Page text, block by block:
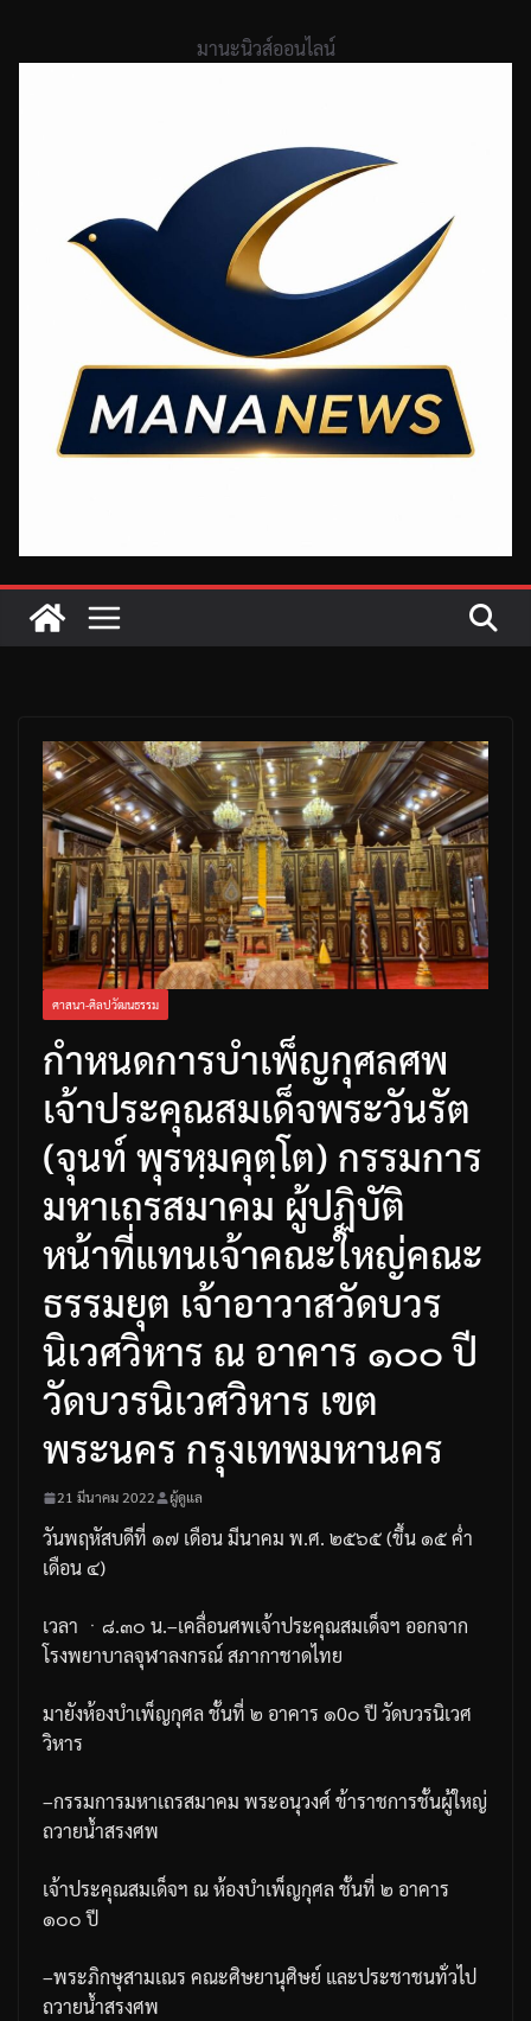
มานะนิวส์ออนไลน์
ศาสนา-ศิลปวัฒนธรรม
กำหนดการบำเพ็ญกุศลศพ
เจ้าประคุณสมเด็จพระวันรัต
(จุนท์ พุรหฺมคุตฺโต) กรรมการ
มหาเถรสมาคม ผู้ปฏิบัติ
หน้าที่แทนเจ้าคณะใหญ่คณะ
ธรรมยุต เจ้าอาวาสวัดบวร
นิเวศวิหาร ณ อาคาร ๑๐๐ ปี
วัดบวรนิเวศวิหาร เขต
พระนคร กรุงเทพมหานคร
21 มีนาคม 2022 ผู้ดูแล
วันพฤหัสบดีที่ ๑๗ เดือนมีนาคม พ.ศ. ๒๕๖๕(ขึ้น๑๕ค่ำ
เดือน ๔)
เวลา ㆍ ๘.๓๐ น.–เคลื่อนศพเจ้าประคุณสมเด็จฯ ออกจาก
โรงพยาบาลจุฬาลงกรณ์สภากาชาดไทย
มายังห้องบำเพ็ญกุศล ชั้นที่ ๒ อาคาร ๑0๐ ปีวัดบวรนิเวศ
วิหาร
–กรรมการมหาเถรสมาคม พระอนุวงศ์ ข้าราชการชั้นผู้ใหญ่
ถวายน้ำสรงศพ
เจ้าประคุณสมเด็จฯ ณห้องบำเพ็ญกุศล ชั้นที่ ๒ อาคาร
๑๐๐ ปี
–พระภิกษุสามเณร คณะศิษยานุศิษย์ และประชาชนทั่วไป
ถวายน้ำสรงศพ